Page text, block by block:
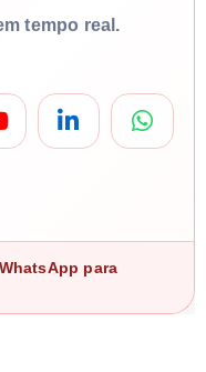
tempo real.
para